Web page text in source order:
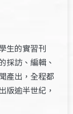
生的實習刊
採訪、編輯、
產出，全程都
版逾半世紀，